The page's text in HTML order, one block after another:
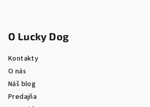
O Lucky Dog
Kontakty
O nás
Náš blog
Predajňa